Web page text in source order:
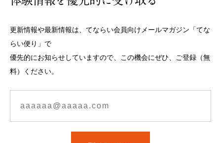
更新情報や最新情報は、てならい会員向けメールマガジン「てな
らい便り」で
優先的にお知らせしていますので、この機会にぜひ、ご登録（無
料）ください。